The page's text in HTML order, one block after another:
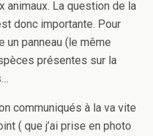
animaux. La question de la
donc importante. Pour
un panneau (le même
présentes sur la
communiqués à la va vite
( que j’ai prise en photo